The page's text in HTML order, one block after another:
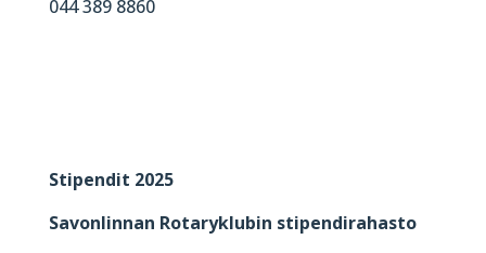
044 389 8860
Stipendit 2025
Savonlinnan Rotaryklubin stipendirahasto